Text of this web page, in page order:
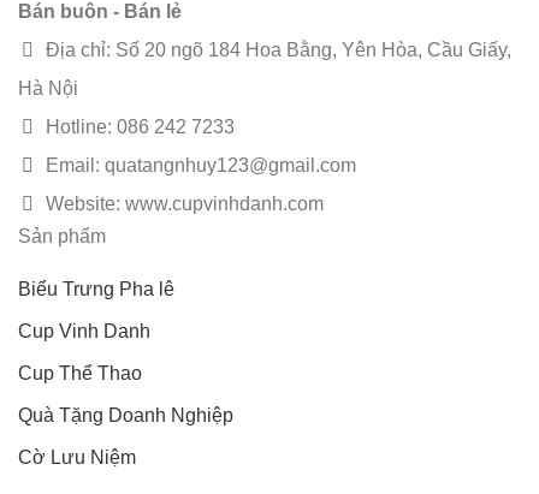
Bán buôn - Bán lẻ
Địa chỉ: Số 20 ngõ 184 Hoa Bằng, Yên Hòa, Cầu Giấy,
Hà Nội
Hotline: 086 242 7233
Email: quatangnhuy123@gmail.com
Website: www.cupvinhdanh.com
Sản phẩm
Biểu Trưng Pha lê
Cup Vinh Danh
Cup Thể Thao
Quà Tặng Doanh Nghiệp
Cờ Lưu Niệm